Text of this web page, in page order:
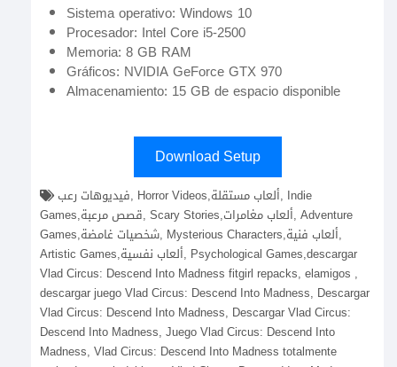
Sistema operativo: Windows 10
Procesador: Intel Core i5-2500
Memoria: 8 GB RAM
Gráficos: NVIDIA GeForce GTX 970
Almacenamiento: 15 GB de espacio disponible
Download Setup
Games,قصص مرعبة, Scary Stories,ألعاب مغامرات, Adventure
Games,شخصيات غامضة, Mysterious Characters,ألعاب فنية,
Artistic Games,ألعاب نفسية, Psychological Games,descargar
Vlad Circus: Descend Into Madness fitgirl repacks, elamigos ,
descargar juego Vlad Circus: Descend Into Madness, Descargar
Vlad Circus: Descend Into Madness, Descargar Vlad Circus:
Descend Into Madness, Juego Vlad Circus: Descend Into
Madness, Vlad Circus: Descend Into Madness totalmente